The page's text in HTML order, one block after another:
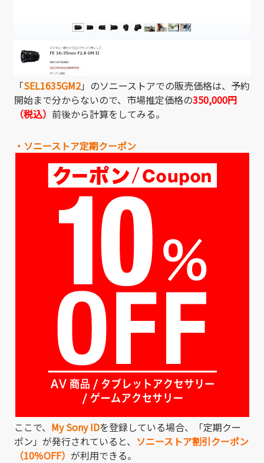
「SEL1635GM2」のソニーストアでの販売価格は、予約
開始まで分からないので、市場推定価格の350,000円
（税込） 前後から計算をしてみる。
・ソニーストア定期クーポン
ここで、 My Sony IDを登録している場合、「定期クー
ポン」が発行されていると、 ソニーストア割引クーポン
（10％OFF） が利用できる。